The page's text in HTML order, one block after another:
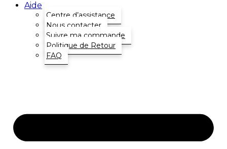
Aide
Centre d’assistance
Nous contacter
Suivre ma commande
Politique de Retour
FAQ